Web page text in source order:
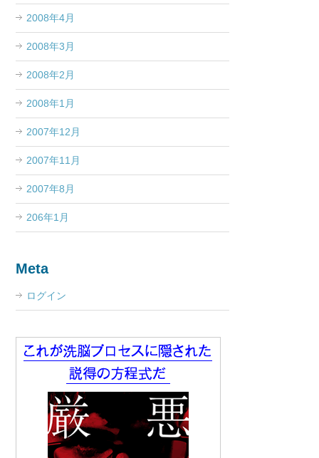
2008年4月
2008年3月
2008年2月
2008年1月
2007年12月
2007年11月
2007年8月
206年1月
Meta
ログイン